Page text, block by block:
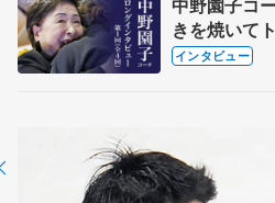
きを焼いて
も通用する
インタビュー